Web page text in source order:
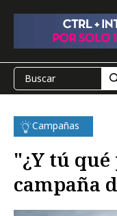
Campañas
"¿Y tú
campaña